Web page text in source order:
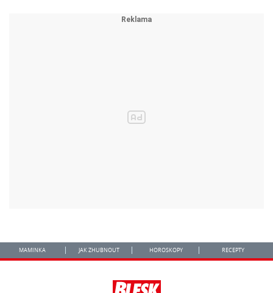
MAMINKA JAK ZHUBNOUT HOROSKOPY RECEPTY